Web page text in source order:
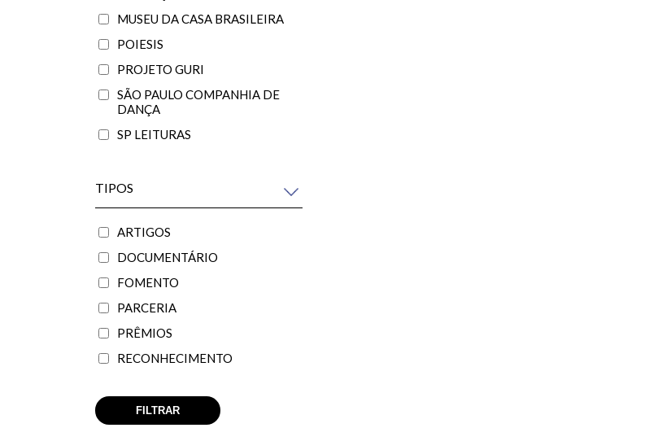
MUSEU DA CASA BRASILEIRA
POIESIS
PROJETO GURI
SÃO PAULO COMPANHIA DE
DANÇA
SP LEITURAS
TIPOS
ARTIGOS
DOCUMENTÁRIO
FOMENTO
PARCERIA
PRÊMIOS
RECONHECIMENTO